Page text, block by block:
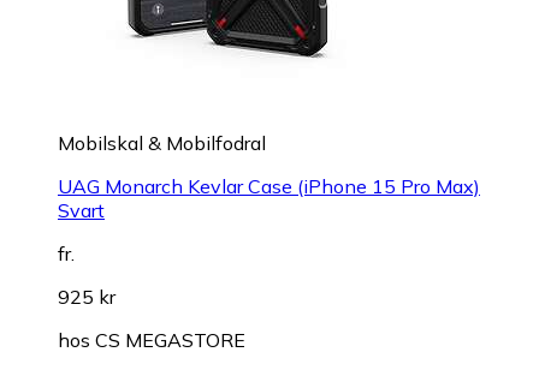
Mobilskal & Mobilfodral
UAG Monarch Kevlar Case (iPhone 15 Pro Max)
Svart
fr.
925 kr
hos CS MEGASTORE